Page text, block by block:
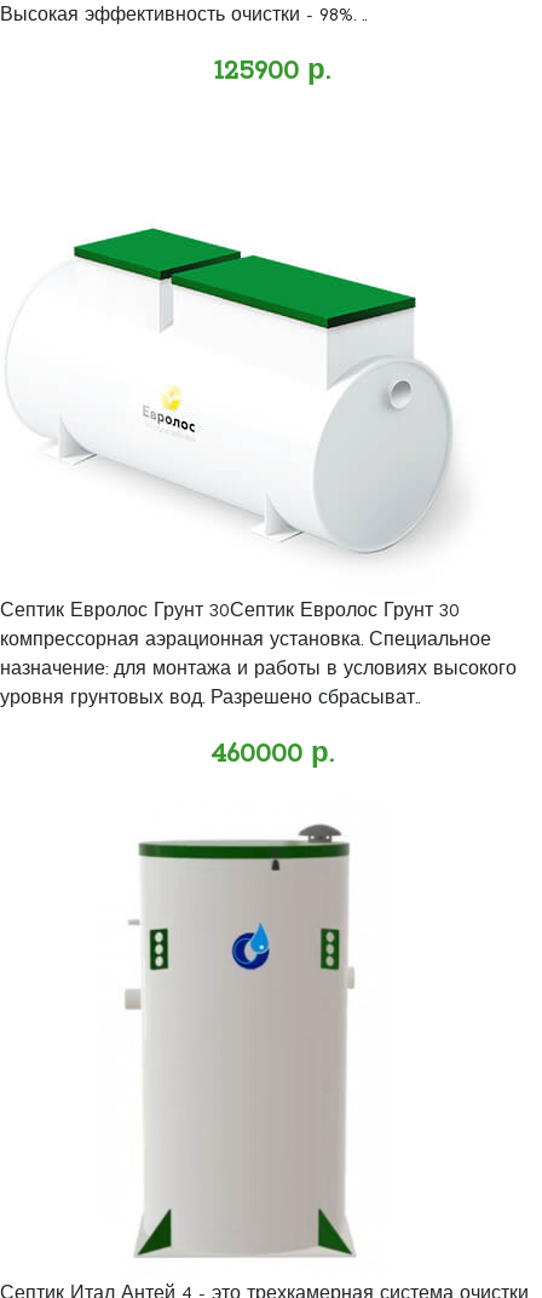
Высокая эффективность очистки - 98%. ..
125900 р.
Септик Евролос Грунт 30Септик Евролос Грунт 30
компрессорная аэрационная установка. Специальное
назначение: для монтажа и работы в условиях высокого
уровня грунтовых вод. Разрешено сбрасыват..
460000 р.